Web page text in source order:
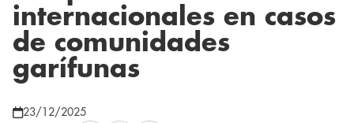
internacionales en casos
de comunidades
garífunas
23/12/2025